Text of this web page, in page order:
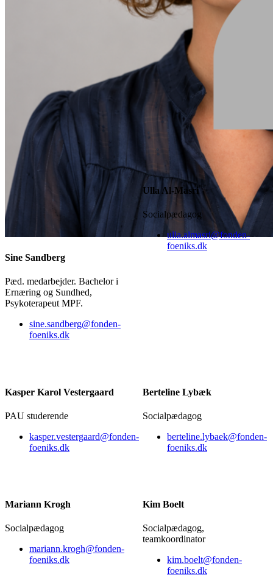
Sine Sandberg
Pæd. medarbejder. Bachelor i
Ernæring og Sundhed,
Psykoterapeut MPF.
sine.sandberg@fonden-
foeniks.dk
Ulla Al-Masri
Socialpædagog
ulla.almasri@fonden-
foeniks.dk
Kasper Karol Vestergaard
PAU studerende
kasper.vestergaard@fonden-
foeniks.dk
Berteline Lybæk
Socialpædagog
berteline.lybaek@fonden-
foeniks.dk
Mariann Krogh
Socialpædagog
mariann.krogh@fonden-
foeniks.dk
Kim Boelt
Socialpædagog,
teamkoordinator
kim.boelt@fonden-
foeniks.dk